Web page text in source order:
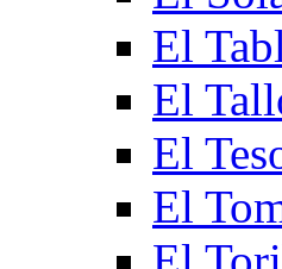
El
El
El
El